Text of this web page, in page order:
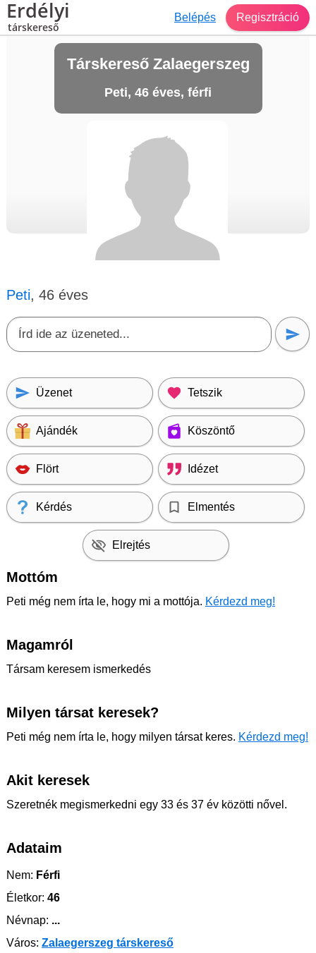
Erdélyi
társkereső
Belépés Regisztráció
Társkereső Zalaegerszeg
Peti, 46 éves, férfi
Peti, 46 éves
Üzenet Tetszik
Ajándék Köszöntő
Flört Idézet
Kérdés Elmentés
Elrejtés
Mottóm
Peti még nem írta le, hogy mi a mottója. Kérdezd meg!
Magamról
Társam keresem ismerkedés
Milyen társat keresek?
Peti még nem írta le, hogy milyen társat keres. Kérdezd meg!
Akit keresek
Szeretnék megismerkedni egy 33 és 37 év közötti nővel.
Adataim
Nem: Férfi
Életkor: 46
Névnap: ...
Város: Zalaegerszeg társkereső